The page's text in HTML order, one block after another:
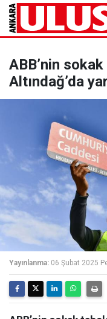
ABB’nin
Altındağ’da
Yayınlanma: 06 Şubat 2025